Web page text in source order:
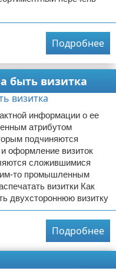
Подробнее
быть визитка
информации о ее
атрибутом
подчиняются
оформление визиток
сложившимися
то промышленным
визитки Как
двухстороннюю визитку
Подробнее